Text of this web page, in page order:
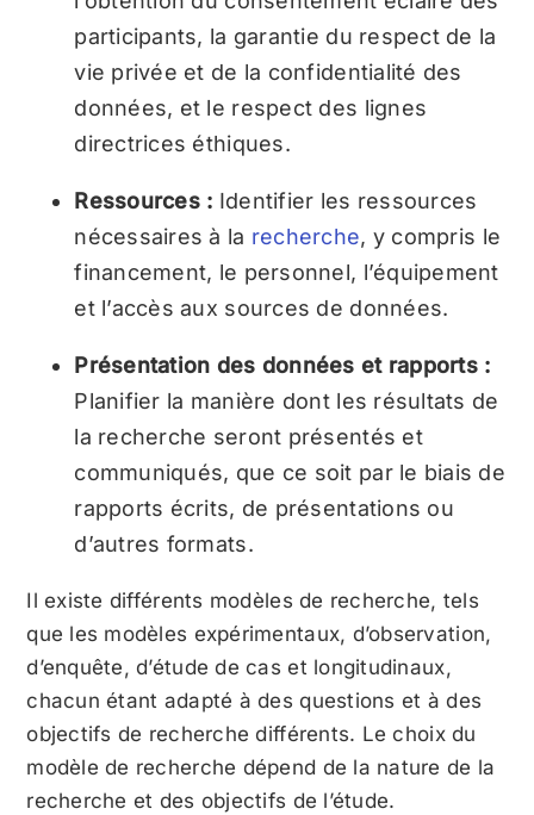
participants, la garantie du respect de la
vie privée et de la confidentialité des
données, et le respect des lignes
directrices éthiques.
Ressources : Identifier les ressources
nécessaires à la recherche, y compris le
financement, le personnel, l’équipement
et l’accès aux sources de données.
Présentation des données et rapports :
Planifier la manière dont les résultats de
la recherche seront présentés et
communiqués, que ce soit par le biais de
rapports écrits, de présentations ou
d’autres formats.
Il existe différents modèles de recherche, tels
que les modèles expérimentaux, d’observation,
d’enquête, d’étude de cas et longitudinaux,
chacun étant adapté à des questions et à des
objectifs de recherche différents. Le choix du
modèle de recherche dépend de la nature de la
recherche et des objectifs de l’étude.